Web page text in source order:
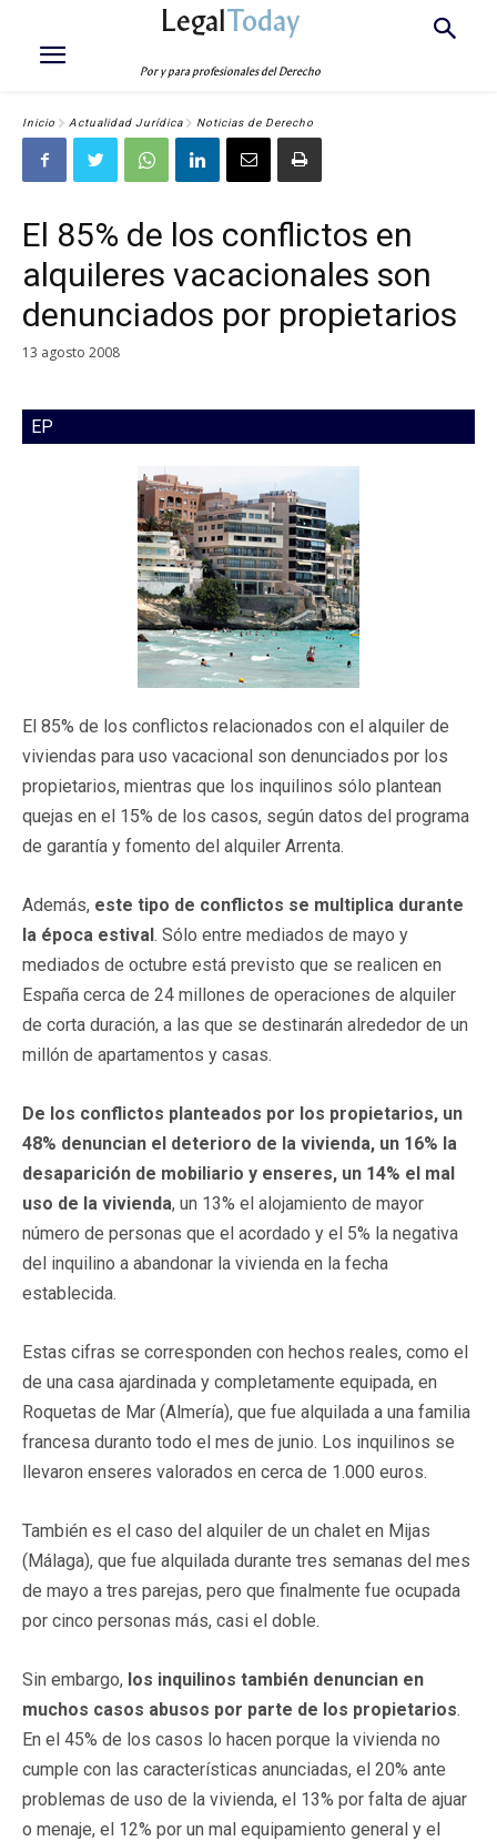
LegalToday
Por y para profesionales del Derecho
Inicio Actualidad Jurídica Noticias de Derecho
El 85% de los conflictos en
alquileres vacacionales son
denunciados por propietarios
13 agosto 2008
EP
El 85% de los conflictos relacionados con el alquiler de
viviendas para uso vacacional son denunciados por los
propietarios, mientras que los inquilinos sólo plantean
quejas en el 15% de los casos, según datos del programa
de garantía y fomento del alquiler Arrenta.
Además, este tipo de conflictos se multiplica durante
la época estival. Sólo entre mediados de mayo y
mediados de octubre está previsto que se realicen en
España cerca de 24 millones de operaciones de alquiler
de corta duración, a las que se destinarán alrededor de un
millón de apartamentos y casas.
De los conflictos planteados por los propietarios, un
48% denuncian el deterioro de la vivienda, un 16% la
desaparición de mobiliario y enseres, un 14% el mal
uso de la vivienda, un 13% el alojamiento de mayor
número de personas que el acordado y el 5% la negativa
del inquilino a abandonar la vivienda en la fecha
establecida.
Estas cifras se corresponden con hechos reales, como el
de una casa ajardinada y completamente equipada, en
Roquetas de Mar (Almería), que fue alquilada a una familia
francesa duranto todo el mes de junio. Los inquilinos se
llevaron enseres valorados en cerca de 1.000 euros.
También es el caso del alquiler de un chalet en Mijas
(Málaga), que fue alquilada durante tres semanas del mes
de mayo a tres parejas, pero que finalmente fue ocupada
por cinco personas más, casi el doble.
Sin embargo, los inquilinos también denuncian en
muchos casos abusos por parte de los propietarios.
En el 45% de los casos lo hacen porque la vivienda no
cumple con las características anunciadas, el 20% ante
problemas de uso de la vivienda, el 13% por falta de ajuar
o menaje, el 12% por un mal equipamiento general y el